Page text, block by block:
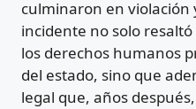
culminaron en violación
incidente no solo
los derechos humanos
del estado, sino que
legal que, años